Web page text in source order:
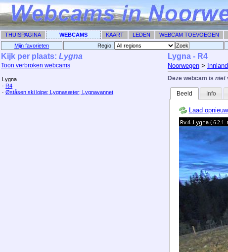
THUISPAGINA WEBCAMS KAART LEDEN WEBCAM TOEVOEGEN
Mijn favorieten Regio: